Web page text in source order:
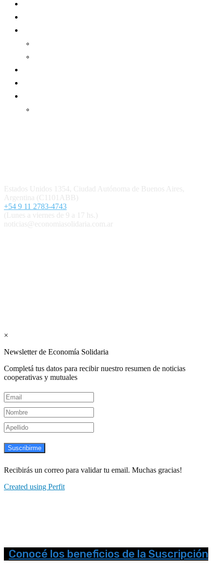
Estados Unidos 1354, Ciudad Autónoma de Buenos Aires,
Argentina (C1101ABB)
+54 9 11 2783-4743
(Lunes a viernes de 9 a 17 hs.)
noticias@economiasolidaria.com.ar
×
Newsletter de Economía Solidaria
Completá tus datos para recibir nuestro resumen de noticias
cooperativas y mutuales
Suscribirme
Recibirás un correo para validar tu email. Muchas gracias!
Created using Perfit
Conocé los beneficios de la Suscripción